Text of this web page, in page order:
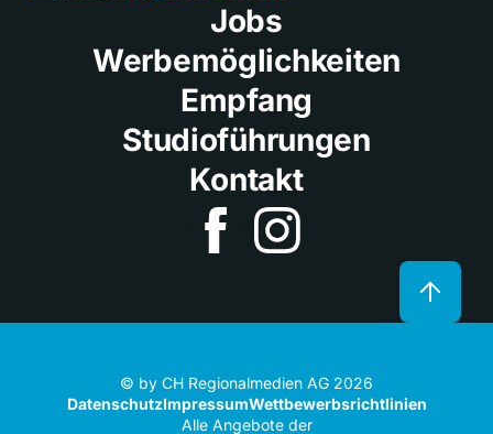
Jobs
Werbemöglichkeiten
Empfang
Studioführungen
Kontakt
© by CH Regionalmedien AG 2026
DatenschutzImpressumWettbewerbsrichtlinien
Alle Angebote der